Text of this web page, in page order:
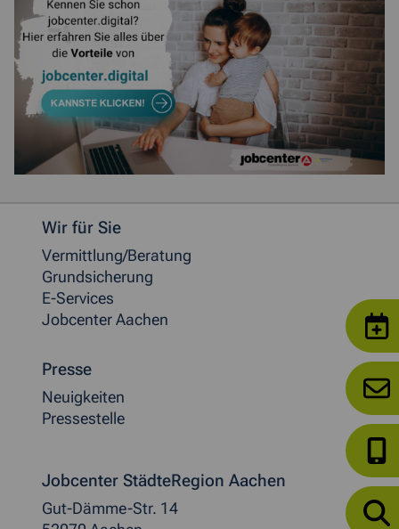
Weitere allgemeine Informationen
Wir für Sie
Vermittlung/Beratung
Grundsicherung
E-Services
Jobcenter Aachen
Presse
Neuigkeiten
Pressestelle
Jobcenter StädteRegion Aachen
Gut-Dämme-Str. 14